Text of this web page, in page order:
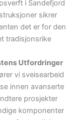
i Sandefjord
sikrer
det er for den
tradisjonsrike
Utfordringer
vi sveisearbeid
innen avanserte
prosjekter
komponenter